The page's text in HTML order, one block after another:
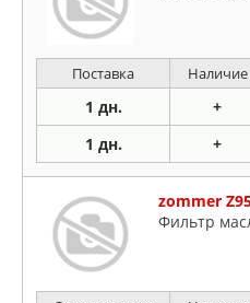
Поставка Наличие
1 дн. +
1 дн. +
zommer
Фильтр